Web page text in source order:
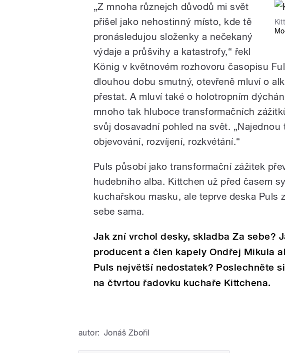
„Z mnoha různejch důvodů mi svět
přišel jako nehostinný místo, kde tě
pronásledujou složenky a nečekaný
výdaje a průšvihy a katastrofy,“ řekl
König v květnovém rozhovoru časopisu
dlouhou dobu smutný, otevřeně mluví o
přestat. A mluví také o holotropním
mnoho tak hluboce transformačních
svůj dosavadní pohled na svět. „Najednou
objevování, rozvíjení, rozkvétání.“
Puls působí jako transformační zážitek
hudebního alba. Kittchen už před časem
kuchařskou masku, ale teprve deska Puls
sebe sama.
Jak zní vrchol desky, skladba Za sebe?
producent a člen kapely Ondřej Mikula
Puls největší nedostatek? Poslechněte
na čtvrtou řadovku kuchaře Kittchena.
autor: Jonáš Zbořil